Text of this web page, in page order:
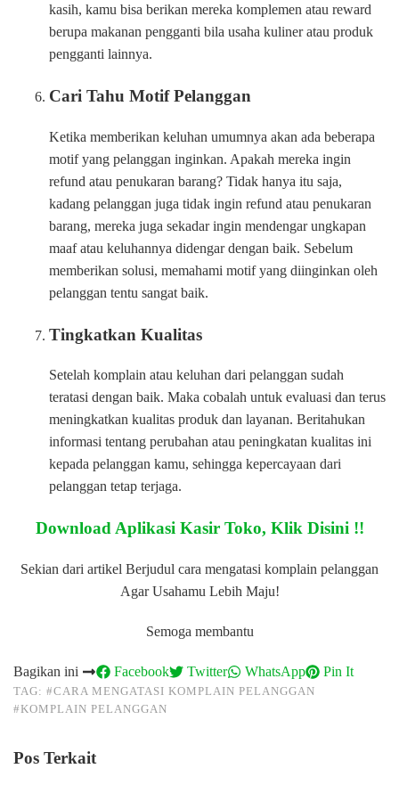
kasih, kamu bisa berikan mereka komplemen atau reward
berupa makanan pengganti bila usaha kuliner atau produk
pengganti lainnya.
Cari Tahu Motif Pelanggan
Ketika memberikan keluhan umumnya akan ada beberapa
motif yang pelanggan inginkan. Apakah mereka ingin
refund atau penukaran barang? Tidak hanya itu saja,
kadang pelanggan juga tidak ingin refund atau penukaran
barang, mereka juga sekadar ingin mendengar ungkapan
maaf atau keluhannya didengar dengan baik. Sebelum
memberikan solusi, memahami motif yang diinginkan oleh
pelanggan tentu sangat baik.
Tingkatkan Kualitas
Setelah komplain atau keluhan dari pelanggan sudah
teratasi dengan baik. Maka cobalah untuk evaluasi dan terus
meningkatkan kualitas produk dan layanan. Beritahukan
informasi tentang perubahan atau peningkatan kualitas ini
kepada pelanggan kamu, sehingga kepercayaan dari
pelanggan tetap terjaga.
Download Aplikasi Kasir Toko, Klik Disini !!
Sekian dari artikel Berjudul cara mengatasi komplain pelanggan
Agar Usahamu Lebih Maju!
Semoga membantu
Bagikan ini Facebook Twitter WhatsApp Pin It
TAG: #CARA MENGATASI KOMPLAIN PELANGGAN
#KOMPLAIN PELANGGAN
Pos Terkait